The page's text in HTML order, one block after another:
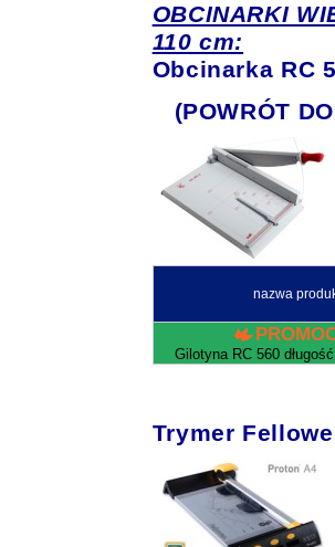
OBCINARKI
110 cm:
Obcinarka RC
(POWRÓT
nazwa
Gilotyna RC 560
Trymer